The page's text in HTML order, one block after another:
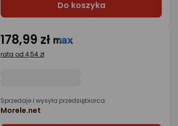
Do koszyka
178,99 zł
rata od 4,54 zł
Sprzedaje i wysyła przedsiębiorca:
Morele.net